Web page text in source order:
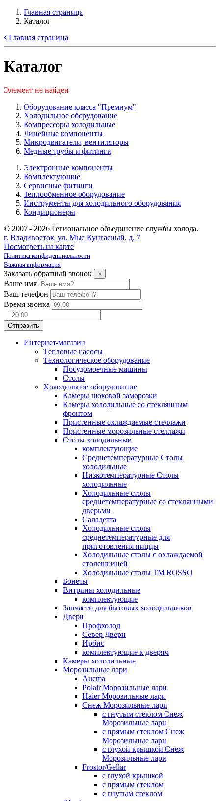
Главная страница
Каталог
Главная страница
Каталог
Элемент не найден
Оборудование класса "Премиум"
Xолодильное оборудование
Компрессоры холодильные
Линейные компоненты
Микродвигатели, вентиляторы
Медные трубы и фитинги
Электронные компоненты
Комплектующие
Сервисные фитинги
Теплообменное оборудование
Инструменты для холодильного оборудования
Кондиционеры
© 2007 - 2026 Региональное объединение службы холода.
г. Владивосток, ул. Мыс Кунгасный, д. 7
Посмотреть на карте
Политика конфиденциальности
Важная информация
Заказать обратный звонок ×
Ваше имя
Ваш телефон
Время звонка
Интернет-магазин
Tепловые насосы
Tехнологическое оборудование
Посудомоечные машины
Столы
Xолодильное оборудование
Камеры шоковой заморозки
Камеры холодильные со стеклянным
фронтом
Пристенные охлаждаемые стеллажи
Пристенные морозильные стеллажи
Столы холодильные
комплектующие
Среднетемпературные Столы
холодильные
Низкотемпературные Столы
холодильные
Холодильные столы
среднетемпературные со стеклянными
дверьми
Саладетта
Холодильные столы
среднетемпературные для
приготовления пиццы
Холодильные столы с охлаждаемой
столешницей
Холодильные столы ТМ ROSSO
Бонеты
Витрины холодильные
комплектующие
Запчасти для бытовых холодильников
Двери
Профхолод
Север Двери
Ирбис
комплектующие к дверям
Камеры холодильные
Морозильные лари
Aucma
Polair Морозильные лари
Haier Морозильные лари
Снеж Морозильные лари
с гнутым стеклом Снеж
Морозильные лари
с прямым стеклом Снеж
Морозильные лари
с глухой крышкой Снеж
Морозильные лари
Frostor/Gellar
с глухой крышкой
с прямым стеклом
с гнутым стеклом